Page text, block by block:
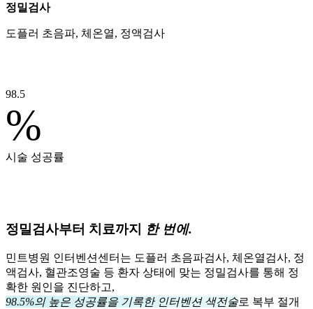
정밀검사
도플러 초음파, 체온열, 정액검사
98.5
%
시술 성공률
정밀검사부터 치료까지 한 번에.
민트병원 인터벤션센터는 도플러 초음파검사, 체온열검사, 정
액검사, 혈관조영술 등 환자 상태에 맞는 정밀검사를 통해 정
확한 원인을 진단하고,
98.5%의 높은 성공률을 기록한 인터벤션 색전술로 복부 절개